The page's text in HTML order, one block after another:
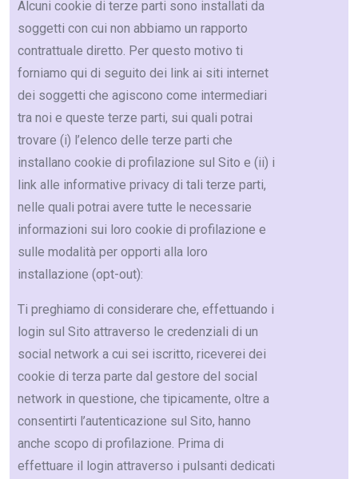
Alcuni cookie di terze parti sono installati da
soggetti con cui non abbiamo un rapporto
contrattuale diretto. Per questo motivo ti
forniamo qui di seguito dei link ai siti internet
dei soggetti che agiscono come intermediari
tra noi e queste terze parti, sui quali potrai
trovare (i) l’elenco delle terze parti che
installano cookie di profilazione sul Sito e (ii) i
link alle informative privacy di tali terze parti,
nelle quali potrai avere tutte le necessarie
informazioni sui loro cookie di profilazione e
sulle modalità per opporti alla loro
installazione (opt-out):
Ti preghiamo di considerare che, effettuando i
login sul Sito attraverso le credenziali di un
social network a cui sei iscritto, riceverei dei
cookie di terza parte dal gestore del social
network in questione, che tipicamente, oltre a
consentirti l’autenticazione sul Sito, hanno
anche scopo di profilazione. Prima di
effettuare il login attraverso i pulsanti dedicati